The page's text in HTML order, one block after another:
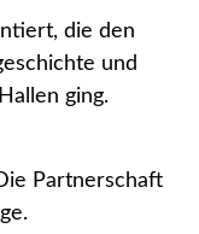
die den
und
ging.
Partnerschaft